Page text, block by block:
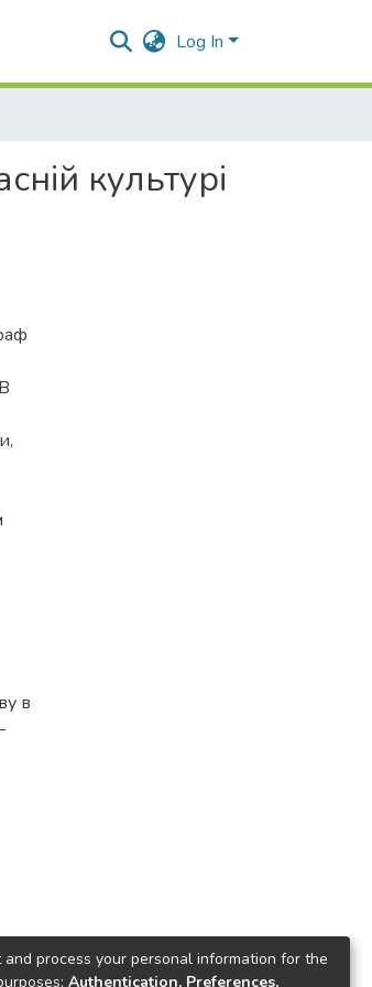
Log In
культурі
в
process your personal information for the
Authentication, Preferences,